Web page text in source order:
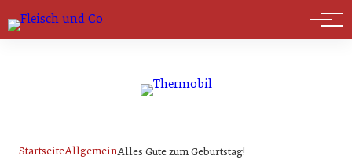
Marktführer
StartseiteAllgemeinAlles Gute zum Geburtstag!